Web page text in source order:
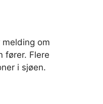
om
fører. Flere
i sjøen.